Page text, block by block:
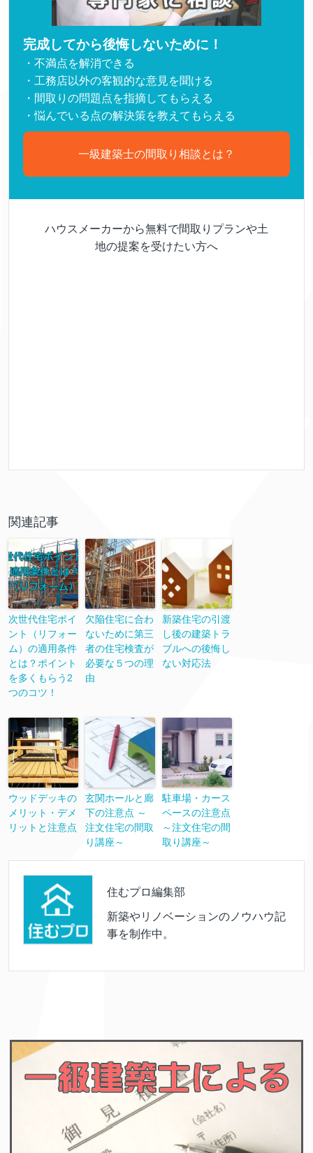
完成してから後悔しないために！
・不満点を解消できる
・工務店以外の客観的な意見を聞ける
・間取りの問題点を指摘してもらえる
・悩んでいる点の解決策を教えてもらえる
一級建築士の間取り相談とは？
ハウスメーカーから無料で間取りプランや土
地の提案を受けたい方へ
関連記事
次世代住宅ポイ
ント（リフォー
ム）の適用条件
とは？ポイント
を多くもらう2
つのコツ！
欠陥住宅に合わ
ないために第三
者の住宅検査が
必要な５つの理
由
新築住宅の引渡
し後の建築トラ
ブルへの後悔し
ない対応法
ウッドデッキの
メリット・デメ
リットと注意点
玄関ホールと廊
下の注意点 ～
注文住宅の間取
り講座～
駐車場・カース
ペースの注意点
～注文住宅の間
取り講座～
住むプロ編集部
新築やリノベーションのノウハウ記
事を制作中。